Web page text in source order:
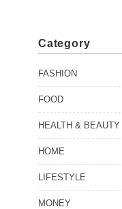
Category
FASHION
FOOD
HEALTH & BEAUTY
HOME
LIFESTYLE
MONEY